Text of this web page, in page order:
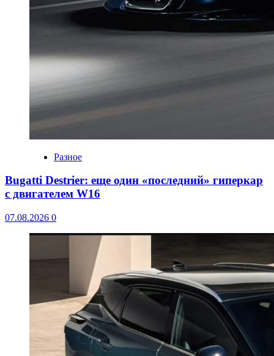
Разное
Bugatti Destrier: еще один «последний» гиперкар
с двигателем W16
07.08.2026 0